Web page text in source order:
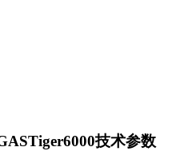
技术参数